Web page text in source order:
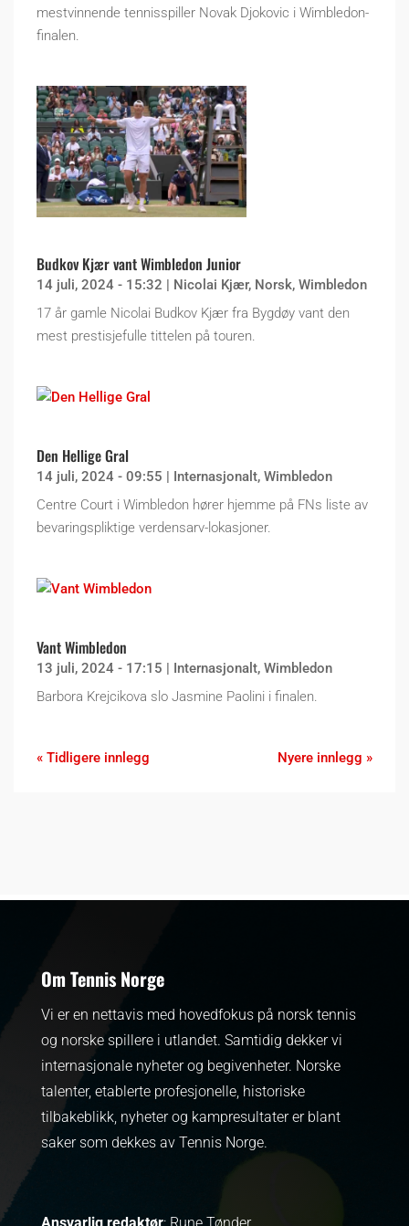
mestvinnende tennisspiller Novak Djokovic i Wimbledon-
finalen.
Budkov Kjær vant Wimbledon Junior
14 juli, 2024 - 15:32 | Nicolai Kjær, Norsk, Wimbledon
17 år gamle Nicolai Budkov Kjær fra Bygdøy vant den
mest prestisjefulle tittelen på touren.
Den Hellige Gral
14 juli, 2024 - 09:55 | Internasjonalt, Wimbledon
Centre Court i Wimbledon hører hjemme på FNs liste av
bevaringspliktige verdensarv-lokasjoner.
Vant Wimbledon
13 juli, 2024 - 17:15 | Internasjonalt, Wimbledon
Barbora Krejcikova slo Jasmine Paolini i finalen.
« Tidligere innlegg Nyere innlegg »
Om Tennis Norge
Vi er en nettavis med hovedfokus på norsk tennis
og norske spillere i utlandet. Samtidig dekker vi
internasjonale nyheter og begivenheter. Norske
talenter, etablerte profesjonelle, historiske
tilbakeblikk, nyheter og kampresultater er blant
saker som dekkes av Tennis Norge.